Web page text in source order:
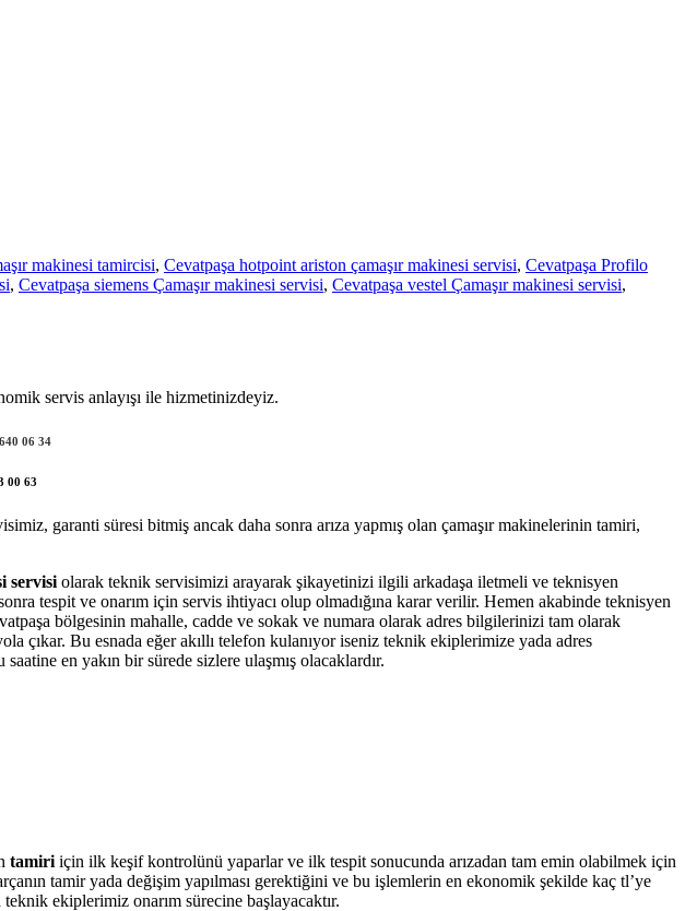
makinesi tamircisi, Cevatpaşa hotpoint ariston çamaşır makinesi servisi, Cevatpaşa Profilo
, Cevatpaşa siemens Çamaşır makinesi servisi, Cevatpaşa vestel Çamaşır makinesi servisi,
servis anlayışı ile hizmetinizdeyiz.
06 34
00 63
garanti süresi bitmiş ancak daha sonra arıza yapmış olan çamaşır makinelerinin tamiri,
servisi olarak teknik servisimizi arayarak şikayetinizi ilgili arkadaşa iletmeli ve teknisyen
tespit ve onarım için servis ihtiyacı olup olmadığına karar verilir. Hemen akabinde teknisyen
bölgesinin mahalle, cadde ve sokak ve numara olarak adres bilgilerinizi tam olarak
çıkar. Bu esnada eğer akıllı telefon kulanıyor iseniz teknik ekiplerimize yada adres
en yakın bir sürede sizlere ulaşmış olacaklardır.
tamiri için ilk keşif kontrolünü yaparlar ve ilk tespit sonucunda arızadan tam emin olabilmek için
tamir yada değişim yapılması gerektiğini ve bu işlemlerin en ekonomik şekilde kaç tl’ye
ekiplerimiz onarım sürecine başlayacaktır.